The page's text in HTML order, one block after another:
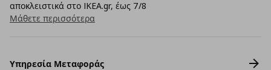
αποκλειστικά στο IKEA.gr, έως 7/8
Μάθετε περισσότερα
Υπηρεσία Μεταφοράς